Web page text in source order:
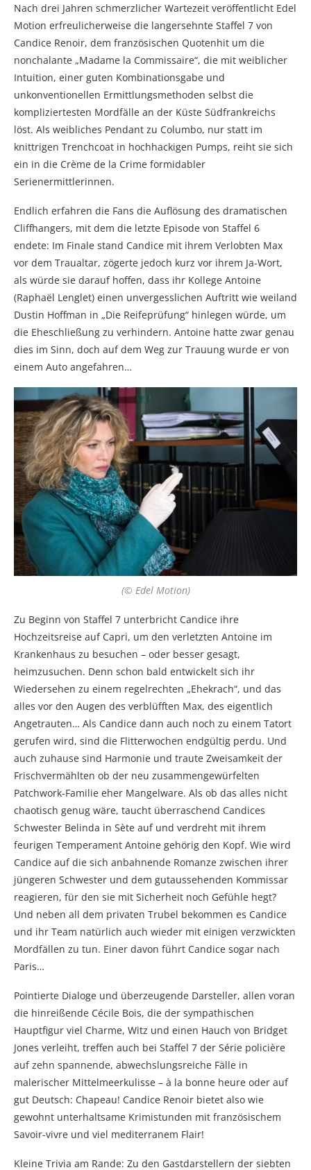
Nach drei Jahren schmerzlicher Wartezeit veröffentlicht Edel
Motion erfreulicherweise die langersehnte Staffel 7 von
Candice Renoir, dem französischen Quotenhit um die
nonchalante „Madame la Commissaire“, die mit weiblicher
Intuition, einer guten Kombinationsgabe und
unkonventionellen Ermittlungsmethoden selbst die
kompliziertesten Mordfälle an der Küste Südfrankreichs
löst. Als weibliches Pendant zu Columbo, nur statt im
knittrigen Trenchcoat in hochhackigen Pumps, reiht sie sich
ein in die Crème de la Crime formidabler
Serienermittlerinnen.
Endlich erfahren die Fans die Auflösung des dramatischen
Cliffhangers, mit dem die letzte Episode von Staffel 6
endete: Im Finale stand Candice mit ihrem Verlobten Max
vor dem Traualtar, zögerte jedoch kurz vor ihrem Ja-Wort,
als würde sie darauf hoffen, dass ihr Kollege Antoine
(Raphaël Lenglet) einen unvergesslichen Auftritt wie weiland
Dustin Hoffman in „Die Reifeprüfung“ hinlegen würde, um
die Eheschließung zu verhindern. Antoine hatte zwar genau
dies im Sinn, doch auf dem Weg zur Trauung wurde er von
einem Auto angefahren…
(© Edel Motion)
Zu Beginn von Staffel 7 unterbricht Candice ihre
Hochzeitsreise auf Capri, um den verletzten Antoine im
Krankenhaus zu besuchen – oder besser gesagt,
heimzusuchen. Denn schon bald entwickelt sich ihr
Wiedersehen zu einem regelrechten „Ehekrach“, und das
alles vor den Augen des verblüfften Max, des eigentlich
Angetrauten… Als Candice dann auch noch zu einem Tatort
gerufen wird, sind die Flitterwochen endgültig perdu. Und
auch zuhause sind Harmonie und traute Zweisamkeit der
Frischvermählten ob der neu zusammengewürfelten
Patchwork-Familie eher Mangelware. Als ob das alles nicht
chaotisch genug wäre, taucht überraschend Candices
Schwester Belinda in Sète auf und verdreht mit ihrem
feurigen Temperament Antoine gehörig den Kopf. Wie wird
Candice auf die sich anbahnende Romanze zwischen ihrer
jüngeren Schwester und dem gutaussehenden Kommissar
reagieren, für den sie mit Sicherheit noch Gefühle hegt?
Und neben all dem privaten Trubel bekommen es Candice
und ihr Team natürlich auch wieder mit einigen verzwickten
Mordfällen zu tun. Einer davon führt Candice sogar nach
Paris…
Pointierte Dialoge und überzeugende Darsteller, allen voran
die hinreißende Cécile Bois, die der sympathischen
Hauptfigur viel Charme, Witz und einen Hauch von Bridget
Jones verleiht, treffen auch bei Staffel 7 der Série policière
auf zehn spannende, abwechslungsreiche Fälle in
malerischer Mittelmeerkulisse – à la bonne heure oder auf
gut Deutsch: Chapeau! Candice Renoir bietet also wie
gewohnt unterhaltsame Krimistunden mit französischem
Savoir-vivre und viel mediterranem Flair!
Kleine Trivia am Rande: Zu den Gastdarstellern der siebten